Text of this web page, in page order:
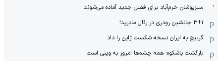
سبزپوشان خرم‌آباد برای فصل جدید آماده می‌شوند
۳+۱ جانشین رودری در رئال مادرید!
گربیچ به ایران نسخه شکست ژاپن را داد
بازگشت باشکوه: همه چشم‌ها امروز به وینی است